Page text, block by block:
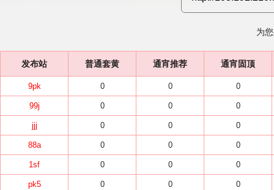
为
发布站 普通套黄 通宵推荐 通宵固顶
9pk 0 0 0
99j 0 0 0
jjj 0 0 0
88a 0 0 0
1sf 0 0 0
pk5 0 0 0